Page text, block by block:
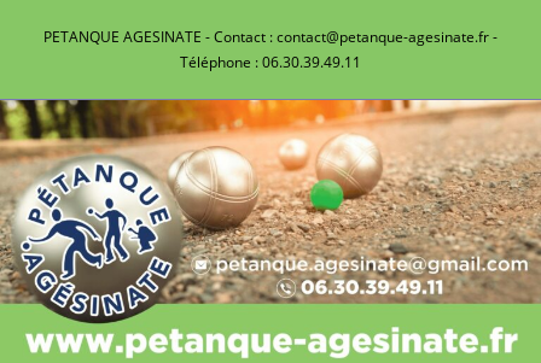
PETANQUE AGESINATE - Contact : contact@petanque-agesinate.fr -
Téléphone : 06.30.39.49.11